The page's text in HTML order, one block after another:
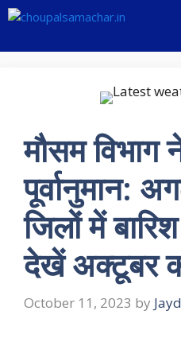
Skip
content
मौसम विभाग
पूर्वानुमान:
जिलों में
देखें अक्टूबर
October 11, 2023 by